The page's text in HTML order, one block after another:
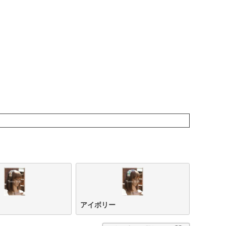
アイボリー